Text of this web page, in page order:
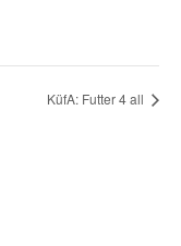
KüfA: Futter 4 all